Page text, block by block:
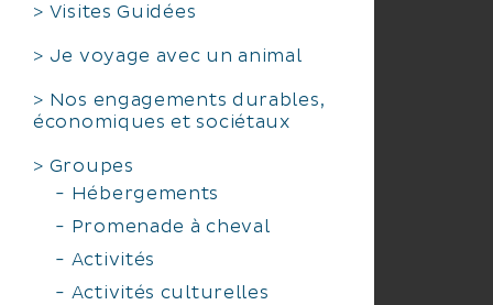
Visites Guidées
Je voyage avec un animal
Nos engagements durables,
économiques et sociétaux
Groupes
Hébergements
Promenade à cheval
Activités
Activités culturelles